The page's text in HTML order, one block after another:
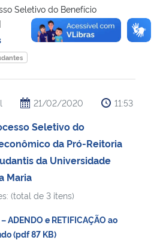
Seletivo do Benefício
21/02/2020 11:53
Seletivo do
da Pró-Reitoria
da Universidade
Maria
(total de 3 itens)
e RETIFICAÇÃO ao
(pdf 87 KB)